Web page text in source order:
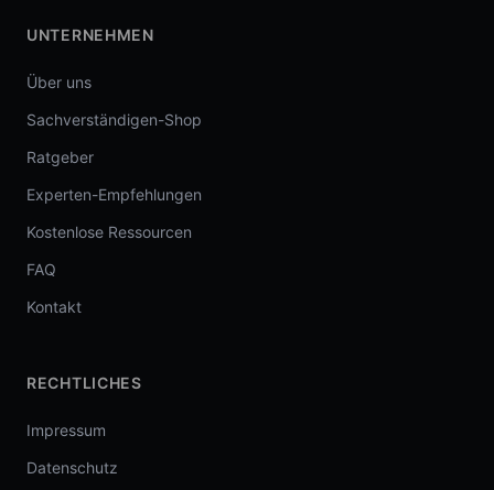
UNTERNEHMEN
Über uns
Sachverständigen-Shop
Ratgeber
Experten-Empfehlungen
Kostenlose Ressourcen
FAQ
Kontakt
RECHTLICHES
Impressum
Datenschutz